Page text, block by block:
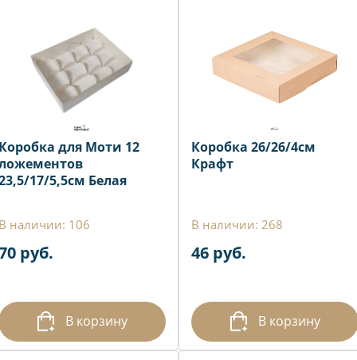
для Моти 12
17/5,5см Белая
наличии: 106
руб.
В корзину
Коробка 26/26/4см
Крафт
В наличии: 268
46 руб.
В корзину